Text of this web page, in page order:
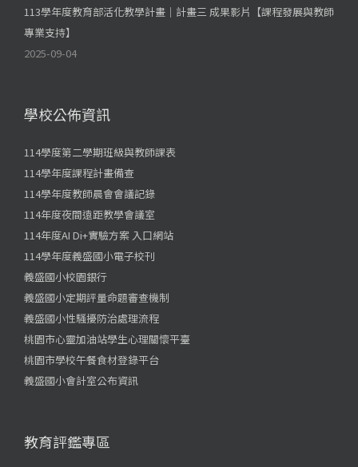
113學年度教育部活化教學計畫｜計畫三 成果影片【課程發展與教師
專業支持】
2025-09-04
學校公佈資訊
114學度第二學期班級與教師課表
114學年度課程計畫備查
114學年度教師晨會會議記錄
114年度夜間遠距教學會議室
114年度AI Di+實驗方案 入口網站
114學年度義盛國小電子校刊
義盛國小校園銀行
義盛國小定期評量命題審查機制
義盛國小性騷擾防治處理流程
桃園市心靈加油站學生心理關懷平臺
桃園市學校午餐食材登錄平台
義盛國小會計室公布資訊
教育評鑑專區